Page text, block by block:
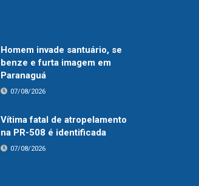
Homem invade santuário, se
benze e furta imagem em
Paranaguá
07/08/2026
Vítima fatal de atropelamento
na PR-508 é identificada
07/08/2026